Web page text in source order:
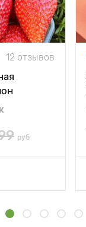
12 отзывов
руб